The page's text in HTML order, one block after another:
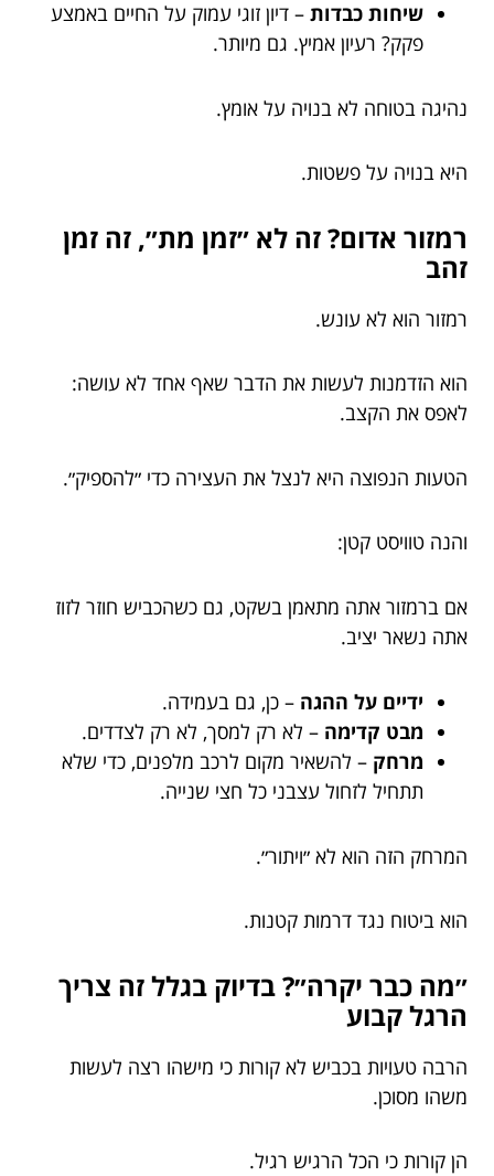
שיחות כבדות – דיון זוגי עמוק על החיים באמצע
פקק? רעיון אמיץ. גם מיותר.
נהיגה בטוחה לא בנויה על אומץ.
היא בנויה על פשטות.
רמזור אדום? זה לא ״זמן מת״, זה זמן
זהב
רמזור הוא לא עונש.
הוא הזדמנות לעשות את הדבר שאף אחד לא עושה:
לאפס את הקצב.
הטעות הנפוצה היא לנצל את העצירה כדי ״להספיק״.
והנה טוויסט קטן:
אם ברמזור אתה מתאמן בשקט, גם כשהכביש חוזר לזוז
אתה נשאר יציב.
ידיים על ההגה – כן, גם בעמידה.
מבט קדימה – לא רק למסך, לא רק לצדדים.
מרחק – להשאיר מקום לרכב מלפנים, כדי שלא
תתחיל לזחול עצבני כל חצי שנייה.
המרחק הזה הוא לא ״ויתור״.
הוא ביטוח נגד דרמות קטנות.
״מה כבר יקרה״? בדיוק בגלל זה צריך
הרגל קבוע
הרבה טעויות בכביש לא קורות כי מישהו רצה לעשות
משהו מסוכן.
הן קורות כי הכל הרגיש רגיל.